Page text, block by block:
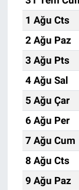
1 Ağu Cts
2 Ağu Paz
3 Ağu Pts
4 Ağu Sal
5 Ağu Çar
6 Ağu Per
7 Ağu Cum
8 Ağu Cts
9 Ağu Paz